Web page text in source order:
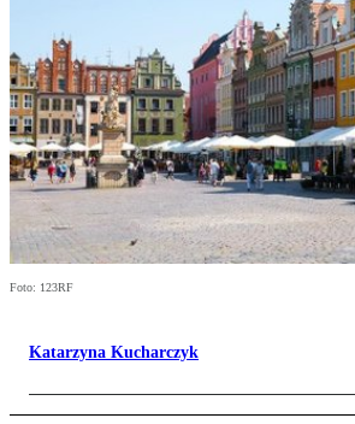
Foto: 123RF
Katarzyna Kucharczyk